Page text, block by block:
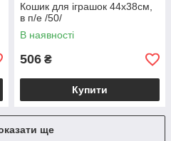
Кошик для іграшок 44х38см,
в п/е /50/
В наявності
506 ₴
Купити
ще